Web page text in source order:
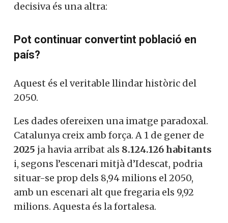
decisiva és una altra:
Pot continuar convertint població en
país?
Aquest és el veritable llindar històric del
2050.
Les dades ofereixen una imatge paradoxal.
Catalunya creix amb força. A 1 de gener de
2025 ja havia arribat als 8.124.126 habitants
i, segons l’escenari mitjà d’Idescat, podria
situar-se prop dels 8,94 milions el 2050,
amb un escenari alt que fregaria els 9,92
milions. Aquesta és la fortalesa.